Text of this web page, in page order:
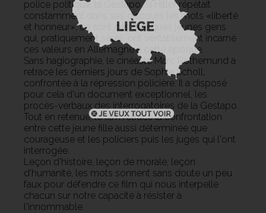
police politique, la Gestapo. Si Hitler répétait
constamment dans ses discours les mots «liberté
et honneur», ce sont ces quelques jeunes gens
qui, pratiquement seuls, ont véritablement incarné
ces valeurs en Allemagne à cette époque.
Sans hagiographie, le cinéaste Marc Rothemund a
retracé les derniers jours de Sophie Scholl,
confrontée à la répression policière. Il a disposé
pour cela d'un document exceptionnel, les
procès-verbaux des interrogatoires de la Gestapo.
Tout en retenue, le film retrace la confrontation
entre cette jeune fille aussi déterminée que
courageuse et les policiers puis les juges qui l'ont
interrogée.
Leçon d'histoire, leçon de morale, leçon
d'humanité, les mots sonnent sans doute un peu
faux pour défendre ce film qui nous interpelle
chacun sur notre capacité à résister à
l'innommable.